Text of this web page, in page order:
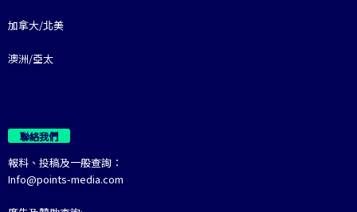
加拿大/北美
澳洲/亞太
聯絡我們
報料、投稿及一般查詢：
Info@points-media.com